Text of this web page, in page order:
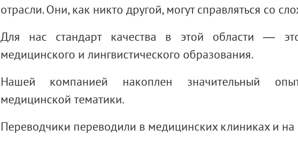
отрасли. Они, как никто другой, могут справляться со
Для нас стандарт качества в этой области —
медицинского и лингвистического образования.
Нашей компанией накоплен значительный
медицинской тематики.
Переводчики переводили в медицинских клиниках и